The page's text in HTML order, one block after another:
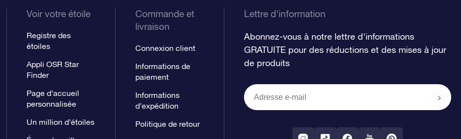
Voir votre étoile
Registre des
étoiles
Appli OSR Star
Finder
Page d’accueil
personnalisée
Un million d’étoiles
Commande et
livraison
Connexion client
Informations de
paiement
Informations
d’expédition
Politique de retour
Lettre d'information
Abonnez-vous à notre lettre d'informations
GRATUITE pour des réductions et des mises à jour
de produits